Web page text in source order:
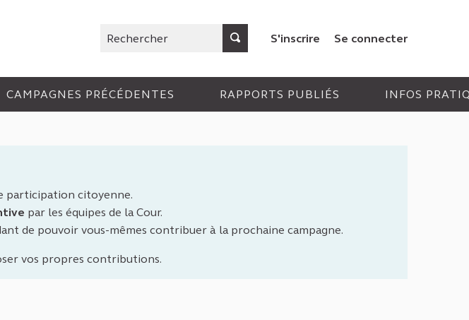
Rechercher S'inscrire Se connecter
CAMPAGNES PRÉCÉDENTES RAPPORTS PUBLIÉS INFOS
participation citoyenne.
par les équipes de la Cour.
de pouvoir vous-mêmes contribuer à la prochaine campagne.
vos propres contributions.